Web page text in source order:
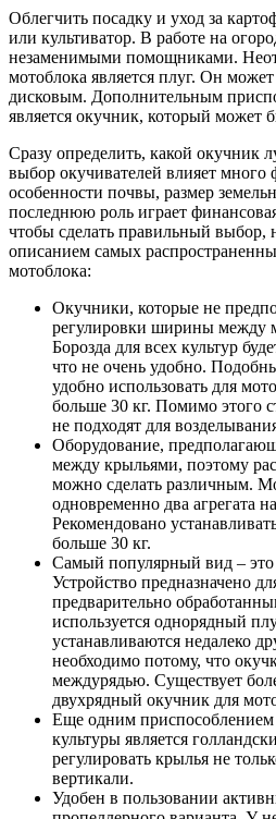
Облегчить посадку и уход за
или культиватор. В работе на
незаменимыми помощниками.
мотоблока является плуг. Он
дисковым. Дополнительным
является окучник, который может
Сразу определить, какой окучник
выбор окучивателей влияет много
особенности почвы, размер
последнюю роль играет
чтобы сделать правильный выбор,
описанием самых
мотоблока:
Окучники, которые не
регулировки ширины между
Борозда для всех культур
что не очень удобно.
удобно использовать для
больше 30 кг. Помимо этого
не подходят для
Оборудование,
между крыльями, поэтому
можно сделать различным.
одновременно два агрегата
Рекомендовано
больше 30 кг.
Самый популярный вид –
Устройство предназначено
предварительно
используется однорядный
устанавливаются недалеко
необходимо потому, что
междурядью. Существует
двухрядный окучник для
Еще одним
культуры является
регулировать крылья не
вертикали.
Удобен в пользовании